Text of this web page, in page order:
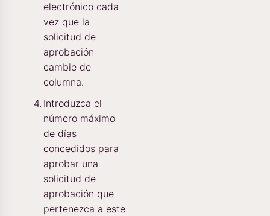
electrónico cada
vez que la
solicitud de
aprobación
cambie de
columna.
Introduzca el
número máximo
de días
concedidos para
aprobar una
solicitud de
aprobación que
pertenezca a este